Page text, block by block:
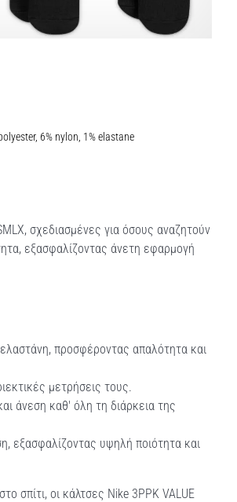
6% nylon, 1% elastane
σχεδιασμένες για όσους αναζητούν
εξασφαλίζοντας άνετη εφαρμογή
προσφέροντας απαλότητα και
μετρήσεις τους.
άνεση καθ' όλη τη διάρκεια της
εξασφαλίζοντας υψηλή ποιότητα και
σπίτι, οι κάλτσες Nike 3PPK VALUE